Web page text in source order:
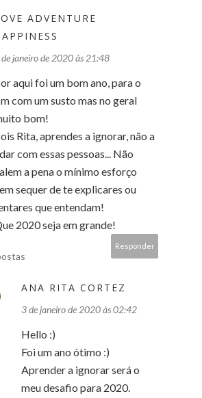
ADVENTURE
janeiro de 2020 às 21:48
aqui foi um bom ano, para o
com um susto mas no geral
bom!
Rita, aprendes a ignorar, não a
com essas pessoas... Não
a pena o mínimo esforço
sequer de te explicares ou
que entendam!
2020 seja em grande!
Responder
ANA RITA CORTEZ
3 de janeiro de 2020 às 02:42
Hello :)
Foi um ano ótimo :)
Aprender a ignorar será o
meu desafio para 2020.